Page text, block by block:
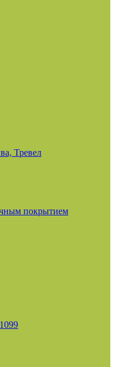
Тревел
покрытием